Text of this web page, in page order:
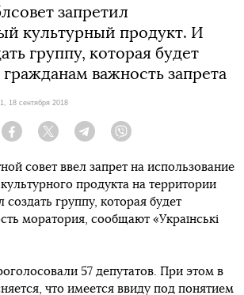
запретил
культурный продукт. И
группу, которая будет
гражданам важность запрета
18 сентября 2018
Facebook Twitter Telegram
совет ввел запрет на использование
продукта на территории
создать группу, которая будет
моратория, сообщают «Українські
57 депутатов. При этом в
что имеется ввиду под понятием